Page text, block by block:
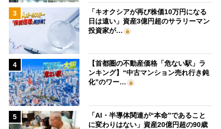
3
「キオクシアが再び株価10万円になる
日は遠い」資産3億円超のサラリーマン
投資家が…
4
【首都圏の不動産価格「危ない駅」ラ
ンキング】“中古マンション売れ行き鈍
化”のワー…
5
「AI・半導体関連が“本命”であること
に変わりはない」資産20億円超の90歳